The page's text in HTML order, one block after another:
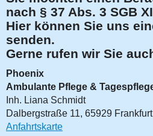
nach § 37 Abs. 3 SGB
Hier können Sie uns
senden.
Gerne rufen wir Sie
Phoenix
Ambulante Pflege &
Inh. Liana Schmidt
Dalbergstraße 11, 65929
Anfahrtskarte